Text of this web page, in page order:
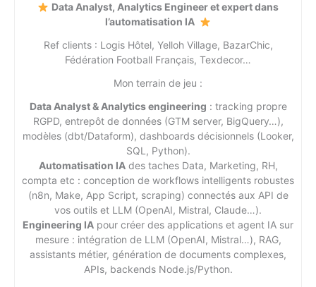
Data Analyst, Analytics Engineer et expert dans
l’automatisation IA
Ref clients : Logis Hôtel, Yelloh Village, BazarChic,
Fédération Football Français, Texdecor…
Mon terrain de jeu :
Data Analyst & Analytics engineering : tracking propre
RGPD, entrepôt de données (GTM server, BigQuery…),
modèles (dbt/Dataform), dashboards décisionnels (Looker,
SQL, Python).
Automatisation IAdes taches Data, Marketing, RH,
compta etc : conception de workflows intelligents robustes
(n8n, Make, App Script, scraping) connectés aux API de
vos outils et LLM (OpenAI, Mistral, Claude…).
Engineering IA pour créer des applications et agent IA sur
mesure : intégration de LLM (OpenAI, Mistral…), RAG,
assistants métier, génération de documents complexes,
APIs, backends Node.js/Python.